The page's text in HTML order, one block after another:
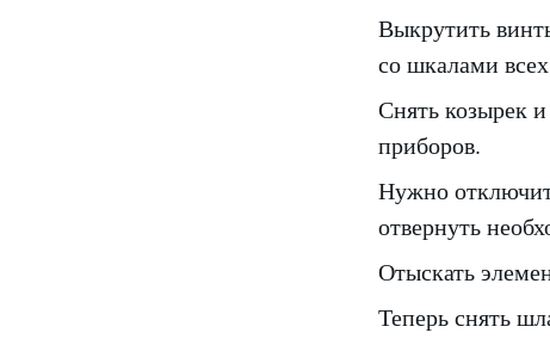
Выкрутить
со шкалами
Снять козырек
приборов.
Нужно
отвернуть
Отыскать
Теперь снять